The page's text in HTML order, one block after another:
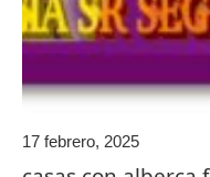
17 febrero, 2025